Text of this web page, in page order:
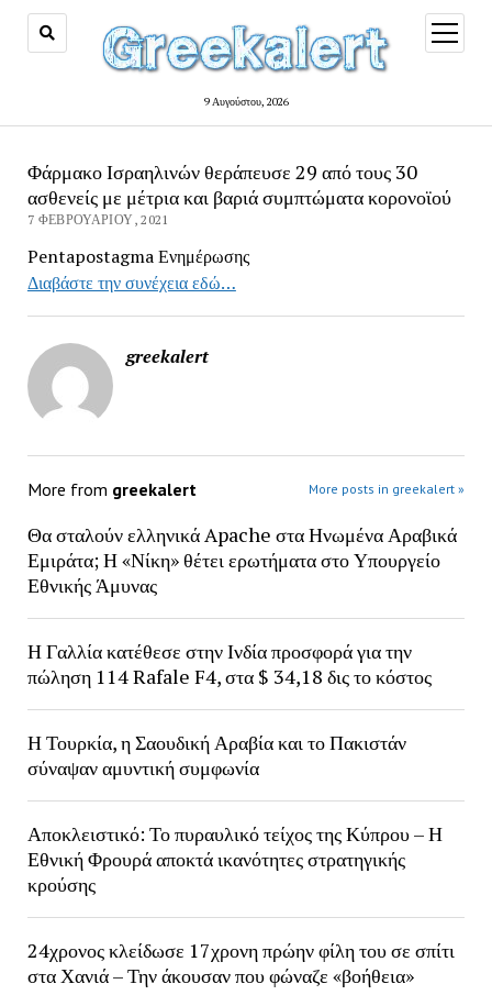
9 Αυγούστου, 2026
open
menu
Φάρμακο Ισραηλινών θεράπευσε 29 από τους 30
ασθενείς με μέτρια και βαριά συμπτώματα κορονοϊού
7 ΦΕΒΡΟΥΑΡΊΟΥ, 2021
Pentapostagma Ενημέρωσης
Διαβάστε την συνέχεια εδώ…
greekalert
More from greekalert More posts in greekalert »
Θα σταλούν ελληνικά Apache στα Ηνωμένα Αραβικά
Εμιράτα; Η «Νίκη» θέτει ερωτήματα στο Υπουργείο
Εθνικής Άμυνας
Η Γαλλία κατέθεσε στην Ινδία προσφορά για την
πώληση 114 Rafale F4, στα $ 34,18 δις το κόστος
Η Τουρκία, η Σαουδική Αραβία και το Πακιστάν
σύναψαν αμυντική συμφωνία
Αποκλειστικό: Το πυραυλικό τείχος της Κύπρου – Η
Εθνική Φρουρά αποκτά ικανότητες στρατηγικής
κρούσης
24χρονος κλείδωσε 17χρονη πρώην φίλη του σε σπίτι
στα Χανιά – Την άκουσαν που φώναζε «βοήθεια»